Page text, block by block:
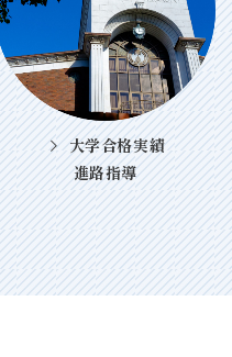
大学合格実績
進路指導